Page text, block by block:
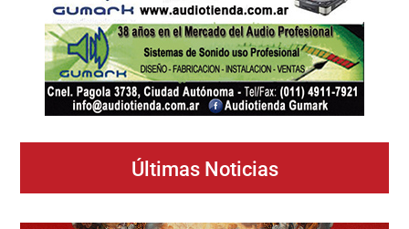
Últimas Noticias